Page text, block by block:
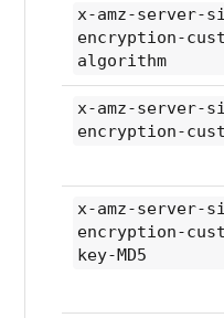
x-amz-server-
encryption​-
algorithm
x-amz-server-
encryption​-
x-amz-server-
encryption​-
key-MD5